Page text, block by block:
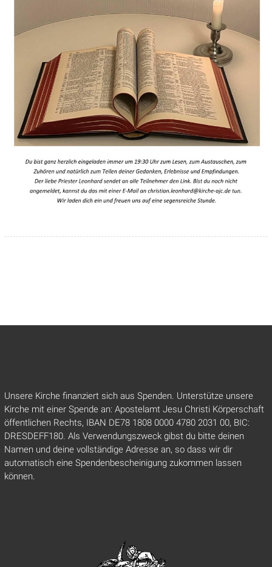
Unsere Kirche finanziert sich aus Spenden. Unterstütze unsere
Kirche mit einer Spende an: Apostelamt Jesu Christi Körperschaft
öffentlichen Rechts, IBAN DE78 1808 0000 4780 2031 00, BIC:
DRESDEFF180. Als Verwendungszweck gibst du bitte deinen
Namen und deine vollständige Adresse an, so dass wir dir
automatisch eine Spendenbescheinigung zukommen lassen
können.